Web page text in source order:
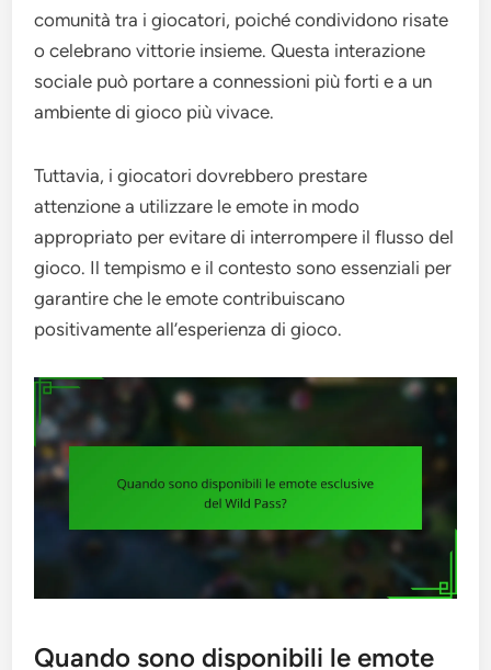
comunità tra i giocatori, poiché condividono risate
o celebrano vittorie insieme. Questa interazione
sociale può portare a connessioni più forti e a un
ambiente di gioco più vivace.
Tuttavia, i giocatori dovrebbero prestare
attenzione a utilizzare le emote in modo
appropriato per evitare di interrompere il flusso del
gioco. Il tempismo e il contesto sono essenziali per
garantire che le emote contribuiscano
positivamente all’esperienza di gioco.
Quando sono disponibili le emote